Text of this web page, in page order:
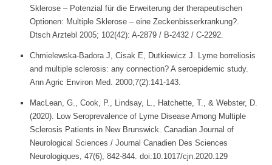
Sklerose – Potenzial für die Erweiterung der therapeutischen
Optionen: Multiple Sklerose – eine Zeckenbisserkrankung?.
Dtsch Arztebl 2005; 102(42): A-2879 / B-2432 / C-2292.
Chmielewska-Badora J, Cisak E, Dutkiewicz J. Lyme borreliosis
and multiple sclerosis: any connection? A seroepidemic study.
Ann Agric Environ Med. 2000;7(2):141-143.
MacLean, G., Cook, P., Lindsay, L., Hatchette, T., & Webster, D.
(2020). Low Seroprevalence of Lyme Disease Among Multiple
Sclerosis Patients in New Brunswick. Canadian Journal of
Neurological Sciences / Journal Canadien Des Sciences
Neurologiques, 47(6), 842-844. doi:10.1017/cjn.2020.129
f
e
r
h
e
s
D
ü
s
e